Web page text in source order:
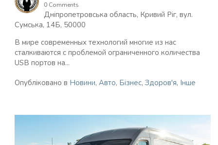
0 Comments
Дніпропетровська область, Кривий Ріг, вул.
Сумська, 14Б, 50000
В мире современных технологий многие из нас
сталкиваются с проблемой ограниченного количества
USB портов на...
Опубліковано в Новини, Авто, Бізнес, Здоров'я, Інше